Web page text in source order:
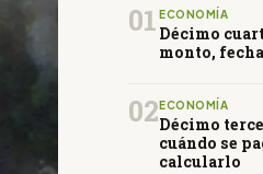
01 ECONOMÍA
Décimo
monto,
02 ECONOMÍA
Décimo
cuándo se
calcularlo